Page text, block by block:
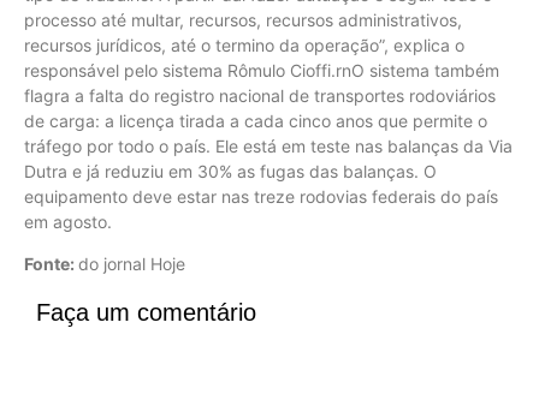
processo até multar, recursos, recursos administrativos,
recursos jurídicos, até o termino da operação”, explica o
responsável pelo sistema Rômulo Cioffi.rnO sistema também
flagra a falta do registro nacional de transportes rodoviários
de carga: a licença tirada a cada cinco anos que permite o
tráfego por todo o país. Ele está em teste nas balanças da Via
Dutra e já reduziu em 30% as fugas das balanças. O
equipamento deve estar nas treze rodovias federais do país
em agosto.
Fonte: do jornal Hoje
Faça um comentário